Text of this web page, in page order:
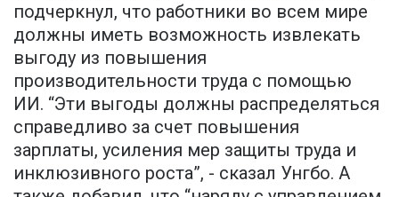
подчеркнул, что работники во всем мире
должны иметь возможность извлекать
выгоду из повышения
производительности труда с помощью
ИИ. “Эти выгоды должны распределяться
справедливо за счет повышения
зарплаты, усиления мер защиты труда и
инклюзивного роста”, - сказал Унгбо. А